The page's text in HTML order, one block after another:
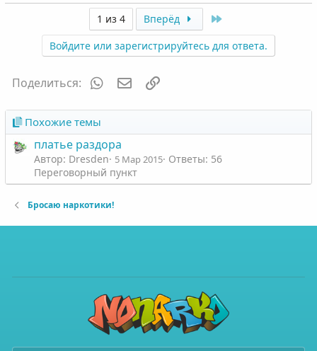
1 из 4 Вперёд
Войдите или зарегистрируйтесь для ответа.
Поделиться: WhatsAppЭлектронная почта
Похожие темы
платье раздора
Автор: Dresden 5 Мар 2015 Ответы: 56
Переговорный пункт
Бросаю наркотики!